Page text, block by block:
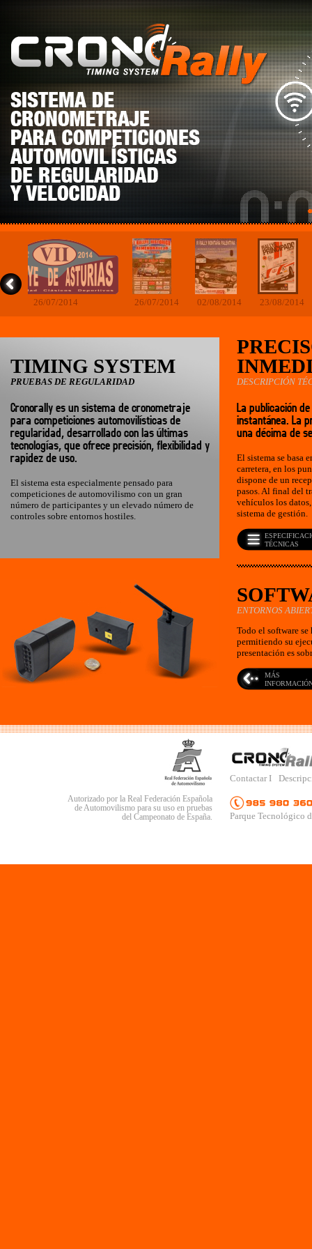
26/07/2014 26/07/2014 02/08/2014 23/08/2014
TIMING SYSTEM
PRUEBAS DE REGULARIDAD
Cronorally es un sistema de cronometraje
para competiciones automovilísticas de
regularidad, desarrollado con las últimas
tecnologías, que ofrece precisión, flexibilidad y
rapidez de uso.
El sistema esta especialmente pensado para
competiciones de automovilismo con un gran
número de participantes y un elevado número de
controles sobre entornos hostiles.
DESCRIPCIÓN
La publicación
instantánea. La
una décima de
El sistema se basa
carretera, en los
dispone de un
pasos. Al final del
vehículos los
sistema de gestión.
TÉCNICAS
ENTORNOS
Todo el software
permitiendo su
presentación es
MÁS
Autorizado por la Real Federación Española
de Automovilismo para su uso en pruebas
del Campeonato de España.
Contactar I
Parque Tecnológico